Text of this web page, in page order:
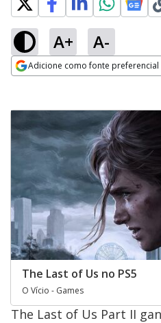
A+ A-
Adicione como fonte preferencial
The Last of Us no PS5
O Vício - Games
The Last of Us Part II